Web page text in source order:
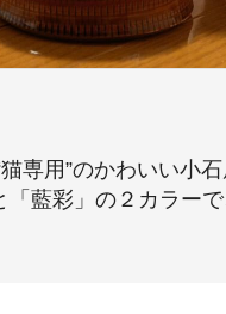
専用”のかわいい小
藍彩」の２カラー